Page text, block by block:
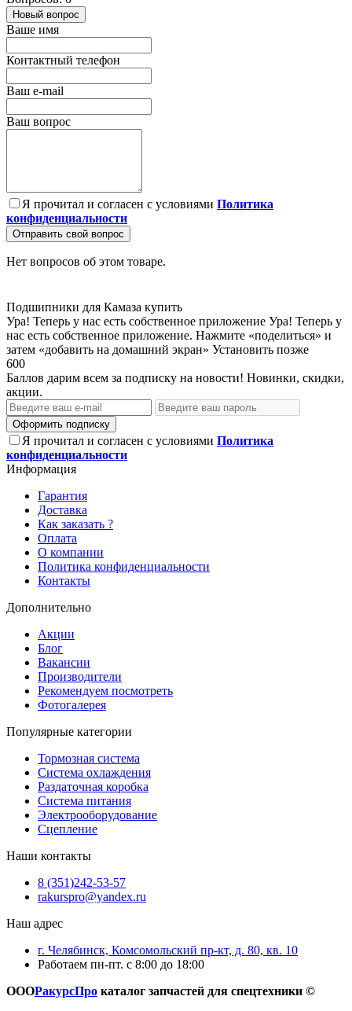
Новый вопрос
Ваше имя
Контактный телефон
Ваш e-mail
Ваш вопрос
Я прочитал и согласен с условиями Политика
конфиденциальности
Отправить свой вопрос
Нет вопросов об этом товаре.
Подшипники для Камаза купить
Ура! Теперь у нас есть собственное приложение Ура! Теперь у
нас есть собственное приложение. Нажмите «поделиться» и
затем «добавить на домашний экран» Установить позже
600
Баллов дарим всем за подписку на новости! Новинки, скидки,
акции.
Оформить подписку
Я прочитал и согласен с условиями Политика
конфиденциальности
Информация
Гарантия
Доставка
Как заказать ?
Оплата
О компании
Политика конфиденциальности
Контакты
Дополнительно
Акции
Блог
Вакансии
Производители
Рекомендуем посмотреть
Фотогалерея
Популярные категории
Тормозная система
Система охлаждения
Раздаточная коробка
Система питания
Электрооборудование
Сцепление
Наши контакты
8 (351)242-53-57
rakurspro@yandex.ru
Наш адрес
г. Челябинск, Комсомольский пр-кт, д. 80, кв. 10
Работаем пн-пт. с 8:00 до 18:00
ОООРакурсПро каталог запчастей для спецтехники ©